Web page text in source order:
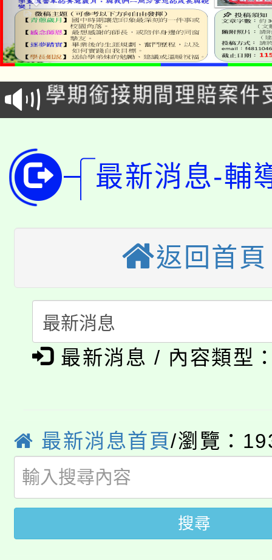
淨零綠生活教案入校路
會
115年食農教育專業人
程
學期銜接期間理賠案件
學籍身 分審查程序及
版
淨零綠領人才培育課程
代理(課)教師甄選結果(
「2026金融保險知識
桃園市115學年度學生
生本土語及新住民語歌
公告本校115學年度第
代理(課)教師甄選結果
公告本校115學年度第
代理(課)教師甄選結果(
轉知中國文化大學推廣
《TA101》溝通分析基
程，歡迎學生輔導中心
系所師生報名參加。
淨零綠生活教案入校路
會
115年食農教育專業人
版
公告本校115學年度第
代理(課)教師甄選結果(
「2026金融保險知識
車」活動
桃園市115學年度學生
生本土語及新住民語歌
公告本校115學年度第
最新消息-輔
返回首頁
最新消息 / 內容類型
最新消息首頁/瀏覽：
搜尋